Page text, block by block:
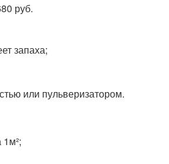
руб.
запаха;
или пульверизатором.